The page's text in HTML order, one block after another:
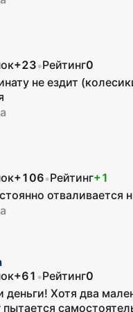
+23•Рейтинг0
не ездит
+106•Рейтинг+1
отваливается
+61 •Рейтинг0
деньги! Хотя два